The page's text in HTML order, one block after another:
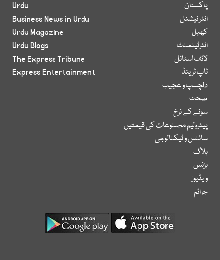
پاکستان
انٹر نیشنل
کھیل
انٹرٹینمنٹ
لائف اسٹائل
ٹاپ ٹرینڈ
دلچسپ و عجیب
صحت
سونے کے نرخ
پیٹرولیم مصنوعات کی قیمتیں
سائنس و ٹیکنالوجی
بلاگ
بزنس
ویڈیوز
جرائم
Urdu
Business News in Urdu
Urdu Magazine
Urdu Blogs
The Express Tribune
Express Entertainment